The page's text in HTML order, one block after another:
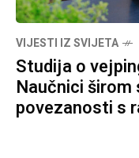
VIJESTI IZ SVIJETA
Studija o
Naučnici
povezanosti s